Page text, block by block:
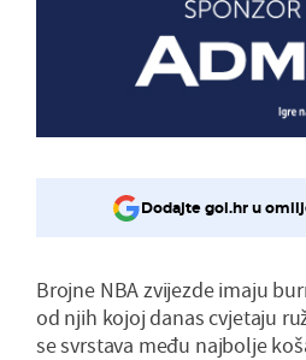
Dodajte gol.hr u
Brojne NBA zvijezde imaju
od njih kojoj danas cvjetaju
se svrstava među najbolje